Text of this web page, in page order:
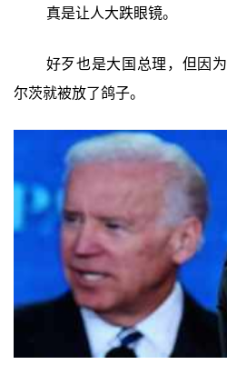
真是让人大跌眼镜。
好歹也是大国总理，但因
尔茨就被放了鸽子。